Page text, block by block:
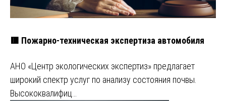
🟥 Пожарно-техническая экспертиза автомобиля
АНО «Центр экологических экспертиз» предлагает
широкий спектр услуг по анализу состояния почвы.
Высококвалифиц…